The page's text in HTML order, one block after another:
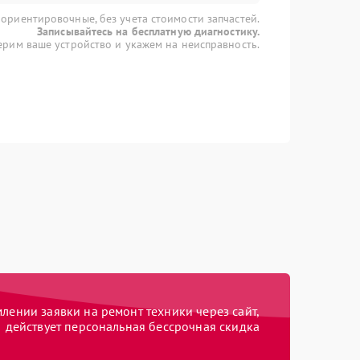
без учета стоимости запчастей.
Записывайтесь на бесплатную диагностику.
ваше устройство и укажем на неисправность.
заявки на ремонт техники через сайт,
действует персональная бессрочная скидка